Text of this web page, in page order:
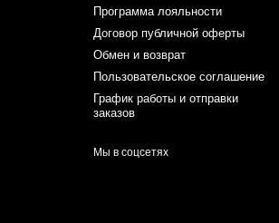
Программа лояльности
Договор публичной оферты
Обмен и возврат
Пользовательское соглашение
График работы и отправки
заказов
Мы в соцсетях